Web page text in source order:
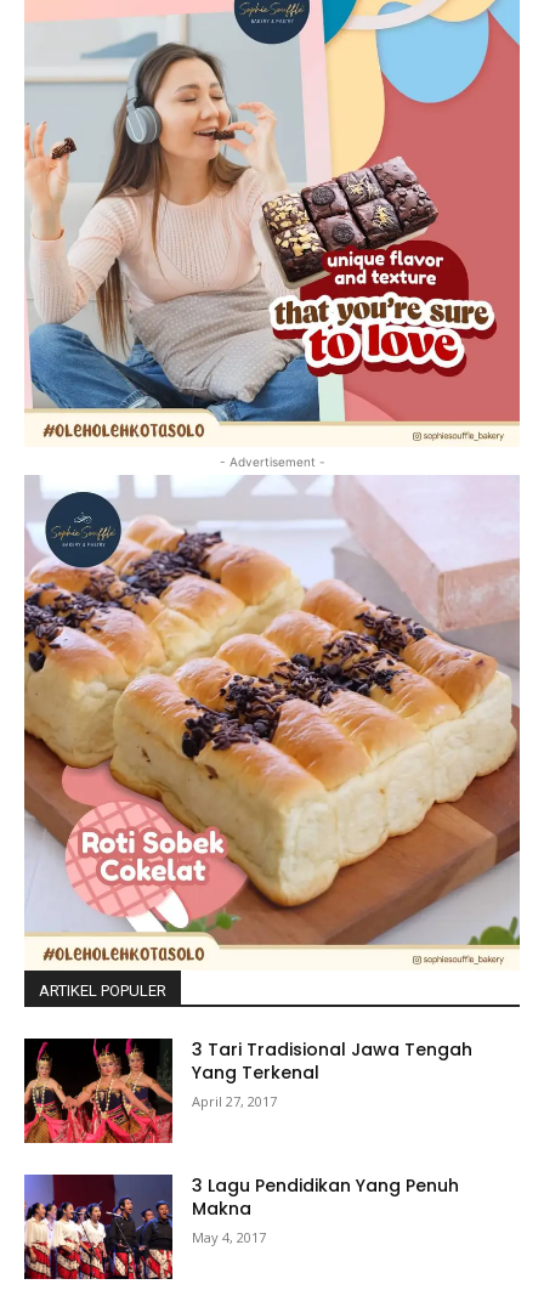
- Advertisement -
ARTIKEL POPULER
3 Tari Tradisional Jawa Tengah
Yang Terkenal
April 27, 2017
3 Lagu Pendidikan Yang Penuh
Makna
May 4, 2017